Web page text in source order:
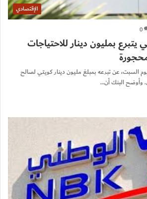
الإقتصادي
0
بمليون دينار للاحتياجات
السبت، عن تبرعه بمبلغ مليون دينار كويتي لصالح
وأوضح البنك أن…